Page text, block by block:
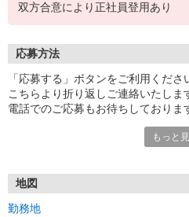
双方合意により正社員登用あり
応募方法
「応募する」ボタンをご利用くださ
こちらより折り返しご連絡いたしま
電話でのご応募もお待ちしておりま
ご提出いただいた応募書類は、返却
もっと
地図
勤務地